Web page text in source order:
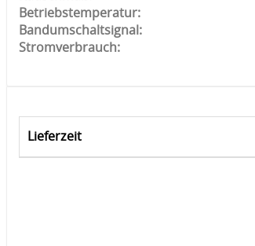
Betriebstemperatur:
Bandumschaltsignal:
Stromverbrauch:
Lieferzeit